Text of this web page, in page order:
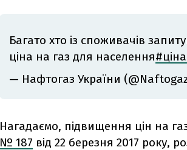
Багато хто із споживачів
ціна на газ для населення
— Нафтогаз України
Нагадаємо, підвищення цін на
№ 187 від 22 березня 2017 року,